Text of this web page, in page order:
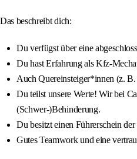
Das beschreibt dich:
Du verfügst über eine
Du hast Erfahrung als Kfz-
Auch Quereinsteiger*innen (z.
Du teilst unsere Werte! Wir bei
(Schwer-)Behinderung.
Du besitzt einen Führerschein
Gutes Teamwork und eine